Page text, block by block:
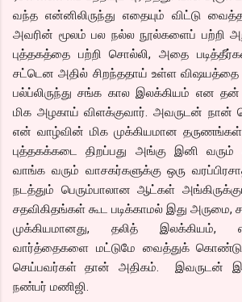
வந்த என்னிலிருந்து எதையும் விட்டு
அவரின் மூலம் பல நல்ல நூல்களைப் பற்றி
புத்தகத்தை பற்றி சொல்லி, அதை
சட்டென அதில் சிறந்ததாய் உள்ள
பல்ப்லிருந்து சங்க கால இலக்கியம் என
மிக அழகாய் விளக்குவார். அவருடன் நான்
என் வாழ்வின் மிக முக்கியமான தருணங்கள்.
புத்தகக்கடை திறப்பது அங்கு இனி வரும்
வாங்க வரும் வாசகர்களுக்கு ஒரு
நடத்தும் பெரும்பாலான ஆட்கள்
சதவிகிதங்கள் கூட படிக்காமல் இது அருமை,
முக்கியமானது, தலித் இலக்கியம்,
வார்த்தைகளை மட்டுமே வைத்துக் கொண்டு
செய்பவர்கள் தான் அதிகம். இவருடன்
நண்பர் மணிஜி.